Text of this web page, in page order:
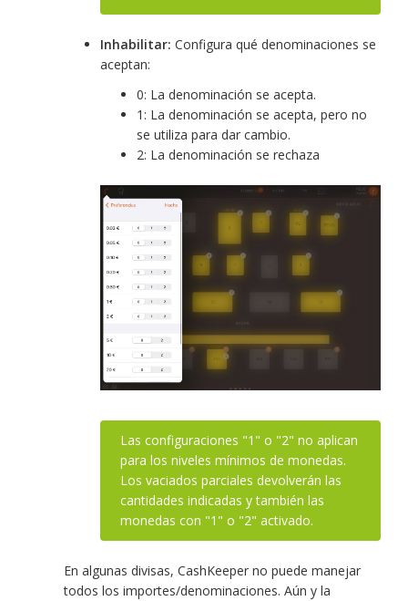
Inhabilitar: Configura qué denominaciones se
aceptan:
0: La denominación se acepta.
1: La denominación se acepta, pero no
se utiliza para dar cambio.
2: La denominación se rechaza
Las configuraciones "1" o "2" no aplican
para los niveles mínimos de monedas.
Los vaciados parciales devolverán las
cantidades indicadas y también las
monedas con "1" o "2" activado.
En algunas divisas, CashKeeper no puede manejar
todos los importes/denominaciones. Aún y la